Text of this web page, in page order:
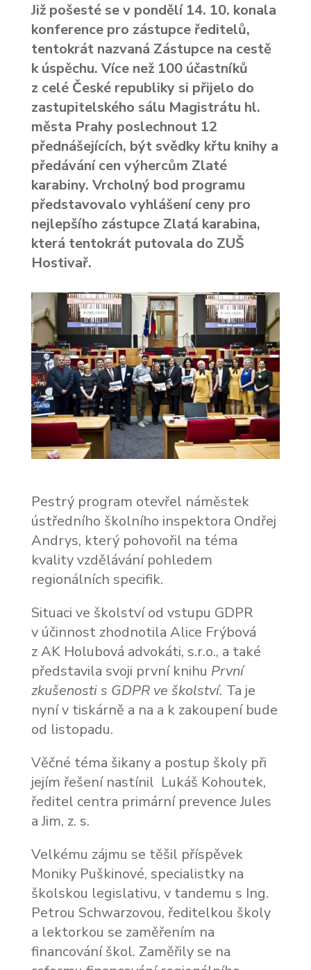
Již pošesté se v pondělí 14. 10. konala
konference pro zástupce ředitelů,
tentokrát nazvaná Zástupce na cestě
k úspěchu. Více než 100 účastníků
z celé České republiky si přijelo do
zastupitelského sálu Magistrátu hl.
města Prahy poslechnout 12
přednášejících, být svědky křtu knihy a
předávání cen výhercům Zlaté
karabiny. Vrcholný bod programu
představovalo vyhlášení ceny pro
nejlepšího zástupce Zlatá karabina,
která tentokrát putovala do ZUŠ
Hostivař.
Pestrý program otevřel náměstek
ústředního školního inspektora Ondřej
Andrys, který pohovořil na téma
kvality vzdělávání pohledem
regionálních specifik.
Situaci ve školství od vstupu GDPR
v účinnost zhodnotila Alice Frýbová
z AK Holubová advokáti, s.r.o., a také
představila svoji první knihu První
zkušenosti s GDPR ve školství. Ta je
nyní v tiskárně a na a k zakoupení bude
od listopadu.
Věčné téma šikany a postup školy při
jejím řešení nastínil Lukáš Kohoutek,
ředitel centra primární prevence Jules
a Jim, z. s.
Velkému zájmu se těšil příspěvek
Moniky Puškinové, specialistky na
školskou legislativu, v tandemu s Ing.
Petrou Schwarzovou, ředitelkou školy
a lektorkou se zaměřením na
financování škol. Zaměřily se na